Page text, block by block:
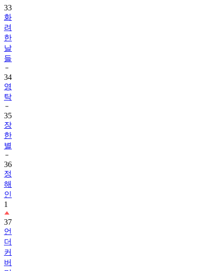
33
화
려
한
날
들
34
영
탁
35
장
한
별
36
정
해
인
1
37
언
더
커
버